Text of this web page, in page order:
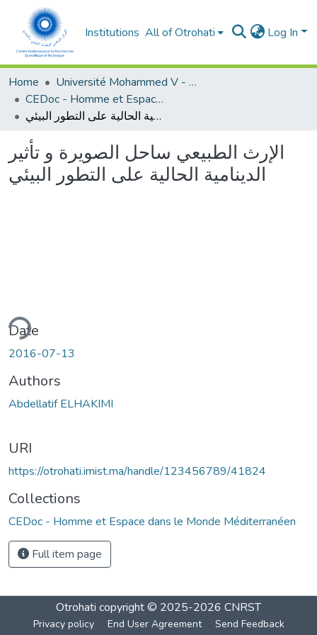
Institutions All of Otrohati Log In
Home
Université Mohammed V - Rabat
CEDoc - Homme et Espace dans le Monde Méditerranéen
الإرث الطبيعي ساحل الصويرة و تأثير الدينامية الحالية على التطور البيئي
الإرث الطبيعي ساحل الصويرة و تأثير
الدينامية الحالية على التطور البيئي
Date
2016-07-13
Authors
Abdellatif ELHAKIMI
URI
https://otrohati.imist.ma/handle/123456789/41824
Collections
CEDoc - Homme et Espace dans le Monde Méditerranéen
Full item page
Otrohati copyright © 2025-2026 CNRST
Privacy policy End User Agreement Send Feedback